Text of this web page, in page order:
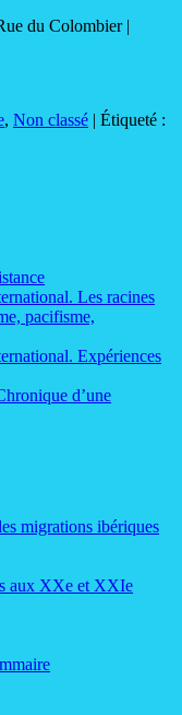
du Colombier |
, Non classé | Étiqueté :
Les racines
pacifisme,
Expériences
d’une
migrations ibériques
aux XXe et XXIe